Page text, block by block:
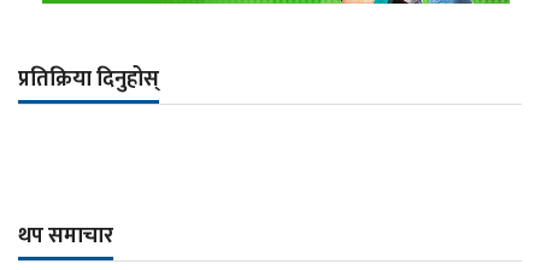
प्रतिक्रिया दिनुहोस्
थप समाचार